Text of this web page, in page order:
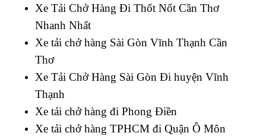
Xe Tải Chở Hàng Đi Thốt Nốt Cần Thơ
Nhanh Nhất
Xe tải chở hàng Sài Gòn Vĩnh Thạnh Cần
Thơ
Xe Tải Chở Hàng Sài Gòn Đi huyện Vĩnh
Thạnh
Xe tải chở hàng đi Phong Điền
Xe tải chở hàng TPHCM đi Quận Ô Môn